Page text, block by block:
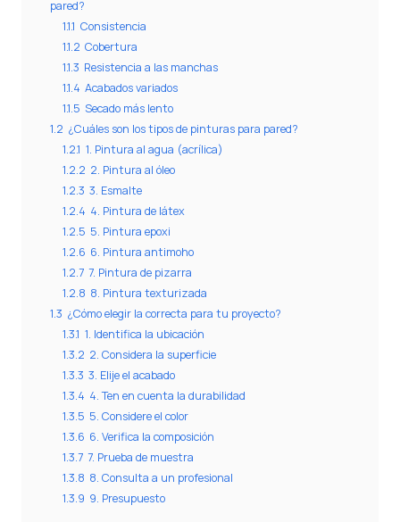
pared?
1.1.1 Consistencia
1.1.2 Cobertura
1.1.3 Resistencia a las manchas
1.1.4 Acabados variados
1.1.5 Secado más lento
1.2 ¿Cuáles son los tipos de pinturas para pared?
1.2.1 1. Pintura al agua (acrílica)
1.2.2 2. Pintura al óleo
1.2.3 3. Esmalte
1.2.4 4. Pintura de látex
1.2.5 5. Pintura epoxi
1.2.6 6. Pintura antimoho
1.2.7 7. Pintura de pizarra
1.2.8 8. Pintura texturizada
1.3 ¿Cómo elegir la correcta para tu proyecto?
1.3.1 1. Identifica la ubicación
1.3.2 2. Considera la superficie
1.3.3 3. Elije el acabado
1.3.4 4. Ten en cuenta la durabilidad
1.3.5 5. Considere el color
1.3.6 6. Verifica la composición
1.3.7 7. Prueba de muestra
1.3.8 8. Consulta a un profesional
1.3.9 9. Presupuesto